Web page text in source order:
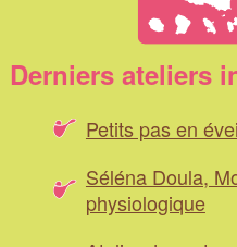
Derniers ateliers
Petits pas en
Séléna Doula,
physiologique